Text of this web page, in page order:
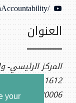
your
/SyriaAccountability
العنوان
المركز الرئيسي-
1612 K St NW, Ste 400
DC 20006